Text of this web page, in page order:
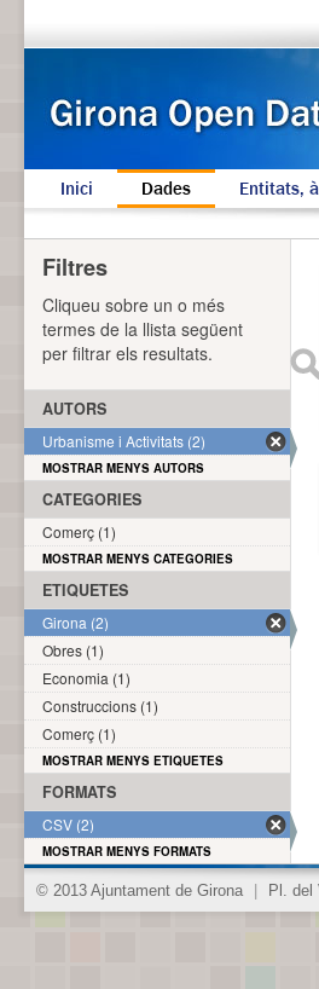
Inici Dades Entitats,
Filtres
Cliqueu sobre un o més
termes de la llista següent
per filtrar els resultats.
AUTORS
Urbanisme i Activitats (2)
MOSTRAR MENYS AUTORS
CATEGORIES
Comerç (1)
MOSTRAR MENYS CATEGORIES
ETIQUETES
Girona (2)
Obres (1)
Economia (1)
Construccions (1)
Comerç (1)
MOSTRAR MENYS ETIQUETES
FORMATS
CSV (2)
MOSTRAR MENYS FORMATS
© 2013 Ajuntament de Girona Pl. del